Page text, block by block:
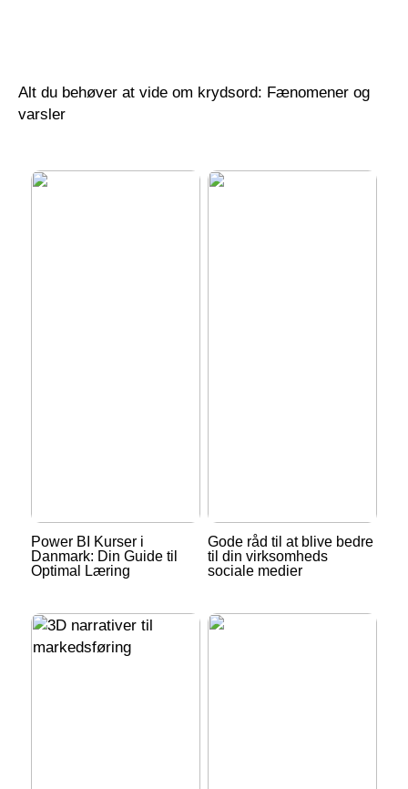
Alt du behøver at vide om krydsord: Fænomener og
varsler
Power BI Kurser i
Danmark: Din Guide til
Optimal Læring
Gode råd til at blive bedre
til din virksomheds
sociale medier